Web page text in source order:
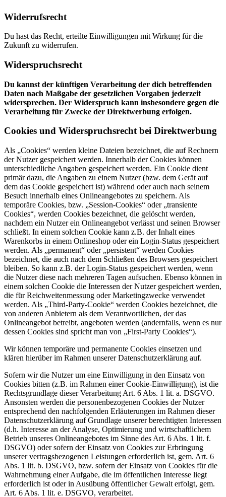
Widerrufsrecht
Du hast das Recht, erteilte Einwilligungen mit Wirkung für die
Zukunft zu widerrufen.
Widerspruchsrecht
Du kannst der künftigen Verarbeitung der dich betreffenden
Daten nach Maßgabe der gesetzlichen Vorgaben jederzeit
widersprechen. Der Widerspruch kann insbesondere gegen die
Verarbeitung für Zwecke der Direktwerbung erfolgen.
Cookies und Widerspruchsrecht bei Direktwerbung
Als „Cookies“ werden kleine Dateien bezeichnet, die auf Rechnern
der Nutzer gespeichert werden. Innerhalb der Cookies können
unterschiedliche Angaben gespeichert werden. Ein Cookie dient
primär dazu, die Angaben zu einem Nutzer (bzw. dem Gerät auf
dem das Cookie gespeichert ist) während oder auch nach seinem
Besuch innerhalb eines Onlineangebotes zu speichern. Als
temporäre Cookies, bzw. „Session-Cookies“ oder „transiente
Cookies“, werden Cookies bezeichnet, die gelöscht werden,
nachdem ein Nutzer ein Onlineangebot verlässt und seinen Browser
schließt. In einem solchen Cookie kann z.B. der Inhalt eines
Warenkorbs in einem Onlineshop oder ein Login-Status gespeichert
werden. Als „permanent“ oder „persistent“ werden Cookies
bezeichnet, die auch nach dem Schließen des Browsers gespeichert
bleiben. So kann z.B. der Login-Status gespeichert werden, wenn
die Nutzer diese nach mehreren Tagen aufsuchen. Ebenso können in
einem solchen Cookie die Interessen der Nutzer gespeichert werden,
die für Reichweitenmessung oder Marketingzwecke verwendet
werden. Als „Third-Party-Cookie“ werden Cookies bezeichnet, die
von anderen Anbietern als dem Verantwortlichen, der das
Onlineangebot betreibt, angeboten werden (andernfalls, wenn es nur
dessen Cookies sind spricht man von „First-Party Cookies“).
Wir können temporäre und permanente Cookies einsetzen und
klären hierüber im Rahmen unserer Datenschutzerklärung auf.
Sofern wir die Nutzer um eine Einwilligung in den Einsatz von
Cookies bitten (z.B. im Rahmen einer Cookie-Einwilligung), ist die
Rechtsgrundlage dieser Verarbeitung Art. 6 Abs. 1 lit. a. DSGVO.
Ansonsten werden die personenbezogenen Cookies der Nutzer
entsprechend den nachfolgenden Erläuterungen im Rahmen dieser
Datenschutzerklärung auf Grundlage unserer berechtigten Interessen
(d.h. Interesse an der Analyse, Optimierung und wirtschaftlichem
Betrieb unseres Onlineangebotes im Sinne des Art. 6 Abs. 1 lit. f.
DSGVO) oder sofern der Einsatz von Cookies zur Erbringung
unserer vertragsbezogenen Leistungen erforderlich ist, gem. Art. 6
Abs. 1 lit. b. DSGVO, bzw. sofern der Einsatz von Cookies für die
Wahrnehmung einer Aufgabe, die im öffentlichen Interesse liegt
erforderlich ist oder in Ausübung öffentlicher Gewalt erfolgt, gem.
Art. 6 Abs. 1 lit. e. DSGVO, verarbeitet.